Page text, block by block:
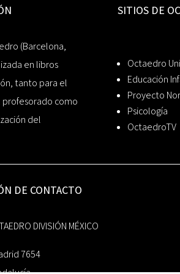
(Barcelona,
en libros
tanto para el
como
del
SITIOS DE
Octaedro
Educación
Proyecto
Psicología
OctaedroTV
DE CONTACTO
DIVISIÓN MÉXICO
7654